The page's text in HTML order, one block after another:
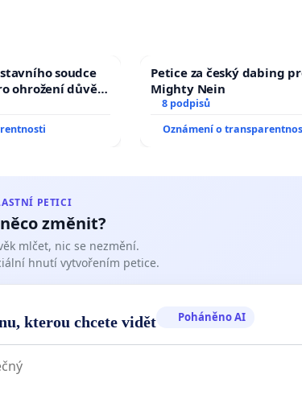
soudce
ohrožení důvěry
Petice za český dabing
Mighty Nein
8 podpisů
Oznámení o
PETICI
změnit?
mlčet, nic se nezmění.
hnutí vytvořením petice.
kterou chcete vidět Poháněno AI